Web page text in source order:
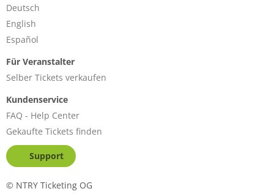
Deutsch
English
Español
Für Veranstalter
Selber Tickets verkaufen
Kundenservice
FAQ - Help Center
Gekaufte Tickets finden
Support
© NTRY Ticketing OG